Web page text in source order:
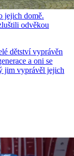
jejich domě.
odvěkou
dětství vyprávěn
a oni se
jim vyprávěl jejich